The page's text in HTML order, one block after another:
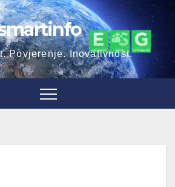
Povjerenje. Inovativnost.